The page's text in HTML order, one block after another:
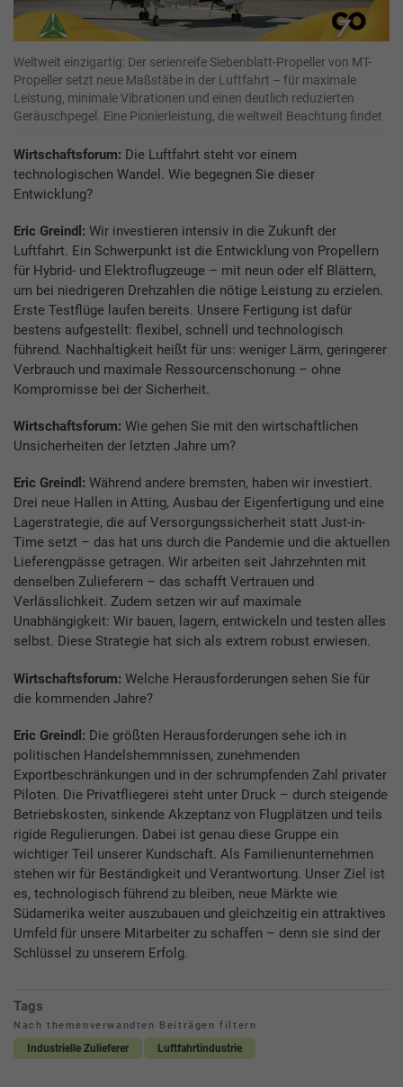
Weltweit einzigartig: Der serienreife Siebenblatt-Propeller von MT-
Propeller setzt neue Maßstäbe in der Luftfahrt – für maximale
Leistung, minimale Vibrationen und einen deutlich reduzierten
Geräuschpegel. Eine Pionierleistung, die weltweit Beachtung findet
Wirtschaftsforum: Die Luftfahrt steht vor einem
technologischen Wandel. Wie begegnen Sie dieser
Entwicklung?
Eric Greindl: Wir investieren intensiv in die Zukunft der
Luftfahrt. Ein Schwerpunkt ist die Entwicklung von Propellern
für Hybrid- und Elektroflugzeuge – mit neun oder elf Blättern,
um bei niedrigeren Drehzahlen die nötige Leistung zu erzielen.
Erste Testflüge laufen bereits. Unsere Fertigung ist dafür
bestens aufgestellt: flexibel, schnell und technologisch
führend. Nachhaltigkeit heißt für uns: weniger Lärm, geringerer
Verbrauch und maximale Ressourcenschonung – ohne
Kompromisse bei der Sicherheit.
Wirtschaftsforum: Wie gehen Sie mit den wirtschaftlichen
Unsicherheiten der letzten Jahre um?
Eric Greindl: Während andere bremsten, haben wir investiert.
Drei neue Hallen in Atting, Ausbau der Eigenfertigung und eine
Lagerstrategie, die auf Versorgungssicherheit statt Just-in-
Time setzt – das hat uns durch die Pandemie und die aktuellen
Lieferengpässe getragen. Wir arbeiten seit Jahrzehnten mit
denselben Zulieferern – das schafft Vertrauen und
Verlässlichkeit. Zudem setzen wir auf maximale
Unabhängigkeit: Wir bauen, lagern, entwickeln und testen alles
selbst. Diese Strategie hat sich als extrem robust erwiesen.
Wirtschaftsforum: Welche Herausforderungen sehen Sie für
die kommenden Jahre?
Eric Greindl: Die größten Herausforderungen sehe ich in
politischen Handelshemmnissen, zunehmenden
Exportbeschränkungen und in der schrumpfenden Zahl privater
Piloten. Die Privatfliegerei steht unter Druck – durch steigende
Betriebskosten, sinkende Akzeptanz von Flugplätzen und teils
rigide Regulierungen. Dabei ist genau diese Gruppe ein
wichtiger Teil unserer Kundschaft. Als Familienunternehmen
stehen wir für Beständigkeit und Verantwortung. Unser Ziel ist
es, technologisch führend zu bleiben, neue Märkte wie
Südamerika weiter auszubauen und gleichzeitig ein attraktives
Umfeld für unsere Mitarbeiter zu schaffen – denn sie sind der
Schlüssel zu unserem Erfolg.
Tags
Nach themenverwandten Beiträgen filtern
Industrielle Zulieferer Luftfahrtindustrie